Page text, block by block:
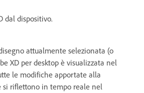
dal dispositivo.
attualmente selezionata (o
XD per desktop è visualizzata nel
le modifiche apportate alla
si riflettono in tempo reale nel